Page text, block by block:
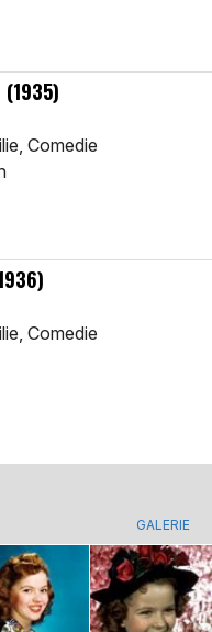
(1935)
Comedie
Comedie
GALERIE